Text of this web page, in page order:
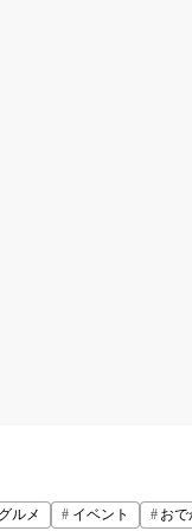
ルメ イベント おで